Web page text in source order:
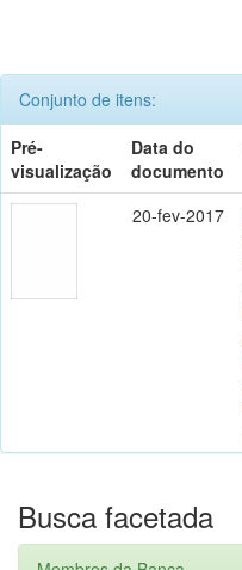
Conjunto de itens:
Pré-
visualização
Data do
documento
20-fev-2017
Busca facetada